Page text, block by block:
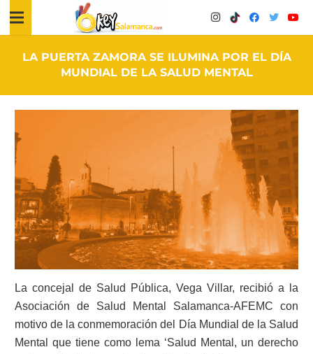
LA PUERTA ZAMORA SE ILUMINA POR EL DÍA
MUNDIAL DE LA SALUD MENTAL
La concejal de Salud Pública, Vega Villar, recibió a la
Asociación de Salud Mental Salamanca-AFEMC con
motivo de la conmemoración del Día Mundial de la Salud
Mental que tiene como lema ‘Salud Mental, un derecho